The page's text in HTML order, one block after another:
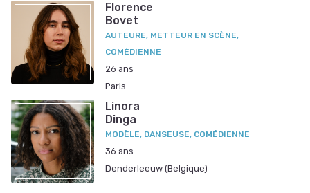
Florence
Bovet
AUTEURE, METTEUR EN SCÈNE,
COMÉDIENNE
26 ans
Paris
Linora
Dinga
MODÈLE, DANSEUSE, COMÉDIENNE
36 ans
Denderleeuw (Belgique)